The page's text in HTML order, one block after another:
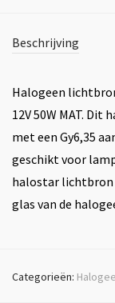
Beschrijving
Halogeen
12V 50W MAT.
met een Gy6,35
geschikt voor
halostar lichtbron
glas van de
Categorieën: